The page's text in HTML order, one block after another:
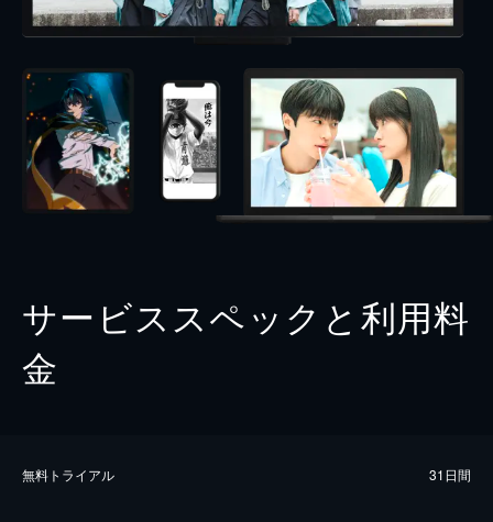
サービススペックと利用料
金
無料トライアル 31日間